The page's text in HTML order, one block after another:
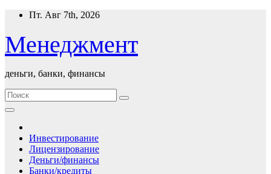
Перейти
содержимому
Пт. Авг 7th, 2026
Менеджмент
деньги, банки, финансы
Инвестирование
Лицензирование
Деньги/финансы
Банки/кредиты